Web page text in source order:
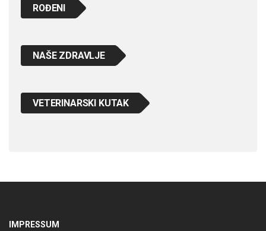
ROĐENI
NAŠE ZDRAVLJE
VETERINARSKI KUTAK
IMPRESSUM